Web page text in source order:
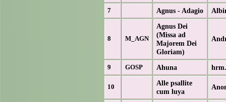
7 Agnus - Adagio
8 M_AGN
Agnus Dei
(Missa ad
Majorem Dei
Gloriam)
9 GOSP Ahuna
10
Alle psallite
cum luya